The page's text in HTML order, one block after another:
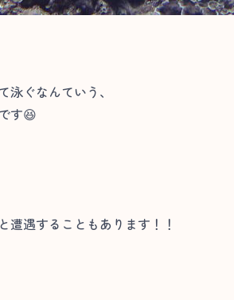
ぐなんていう、
す😆
遭遇することもあります！！